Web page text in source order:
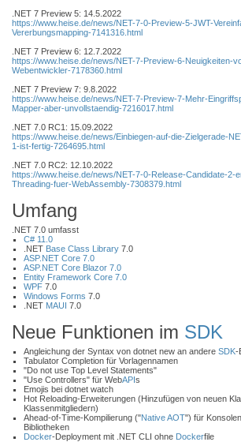
.NET 7 Preview 5: 14.5.2022
https://www.heise.de/news/NET-7-0-Preview-5-JWT-
Vererbungsmapping-7141316.html
.NET 7 Preview 6: 12.7.2022
https://www.heise.de/news/NET-7-Preview-6-Neuigkeiten-
Webentwickler-7178360.html
.NET 7 Preview 7: 9.8.2022
https://www.heise.de/news/NET-7-Preview-7-Mehr-
Mapper-aber-unvollstaendig-7216017.html
.NET 7.0 RC1: 15.09.2022
https://www.heise.de/news/Einbiegen-auf-die-Zielgerade-
1-ist-fertig-7264695.html
.NET 7.0 RC2: 12.10.2022
https://www.heise.de/news/NET-7-0-Release-Candidate-2-
Threading-fuer-WebAssembly-7308379.html
Umfang
.NET 7.0 umfasst
C# 11.0
.NET Base Class Library 7.0
ASP.NET Core 7.0
ASP.NET Core Blazor 7.0
Entity Framework Core 7.0
WPF 7.0
Windows Forms 7.0
.NET MAUI 7.0
Neue Funktionen im SDK
Angleichung der Syntax von dotnet new an andere SDK-
Tabulator Completion für Vorlagennamen
"Do not use Top Level Statements"
"Use Controllers" für WebAPIs
Emojis bei dotnet watch
Hot Reloading-Erweiterungen (Hinzufügen von neuen
Klassenmitgliedern)
Ahead-of-Time-Kompilierung ("Native AOT") für
Bibliotheken
Docker-Deployment mit .NET CLI ohne Dockerfile